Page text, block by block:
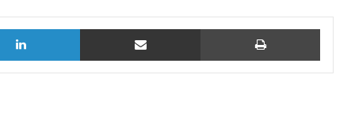
LinkedIn vía email